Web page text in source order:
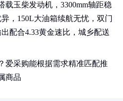
载玉柴发动机，3300mm轴距稳
，150L大油箱续航无忧，双门
配合4.33黄金速比，城乡配送
爱采购能根据需求精准匹配推
商品